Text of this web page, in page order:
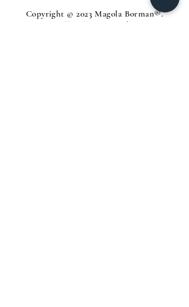
Copyright © 2023 Magola Borman®.
All rights reserved.